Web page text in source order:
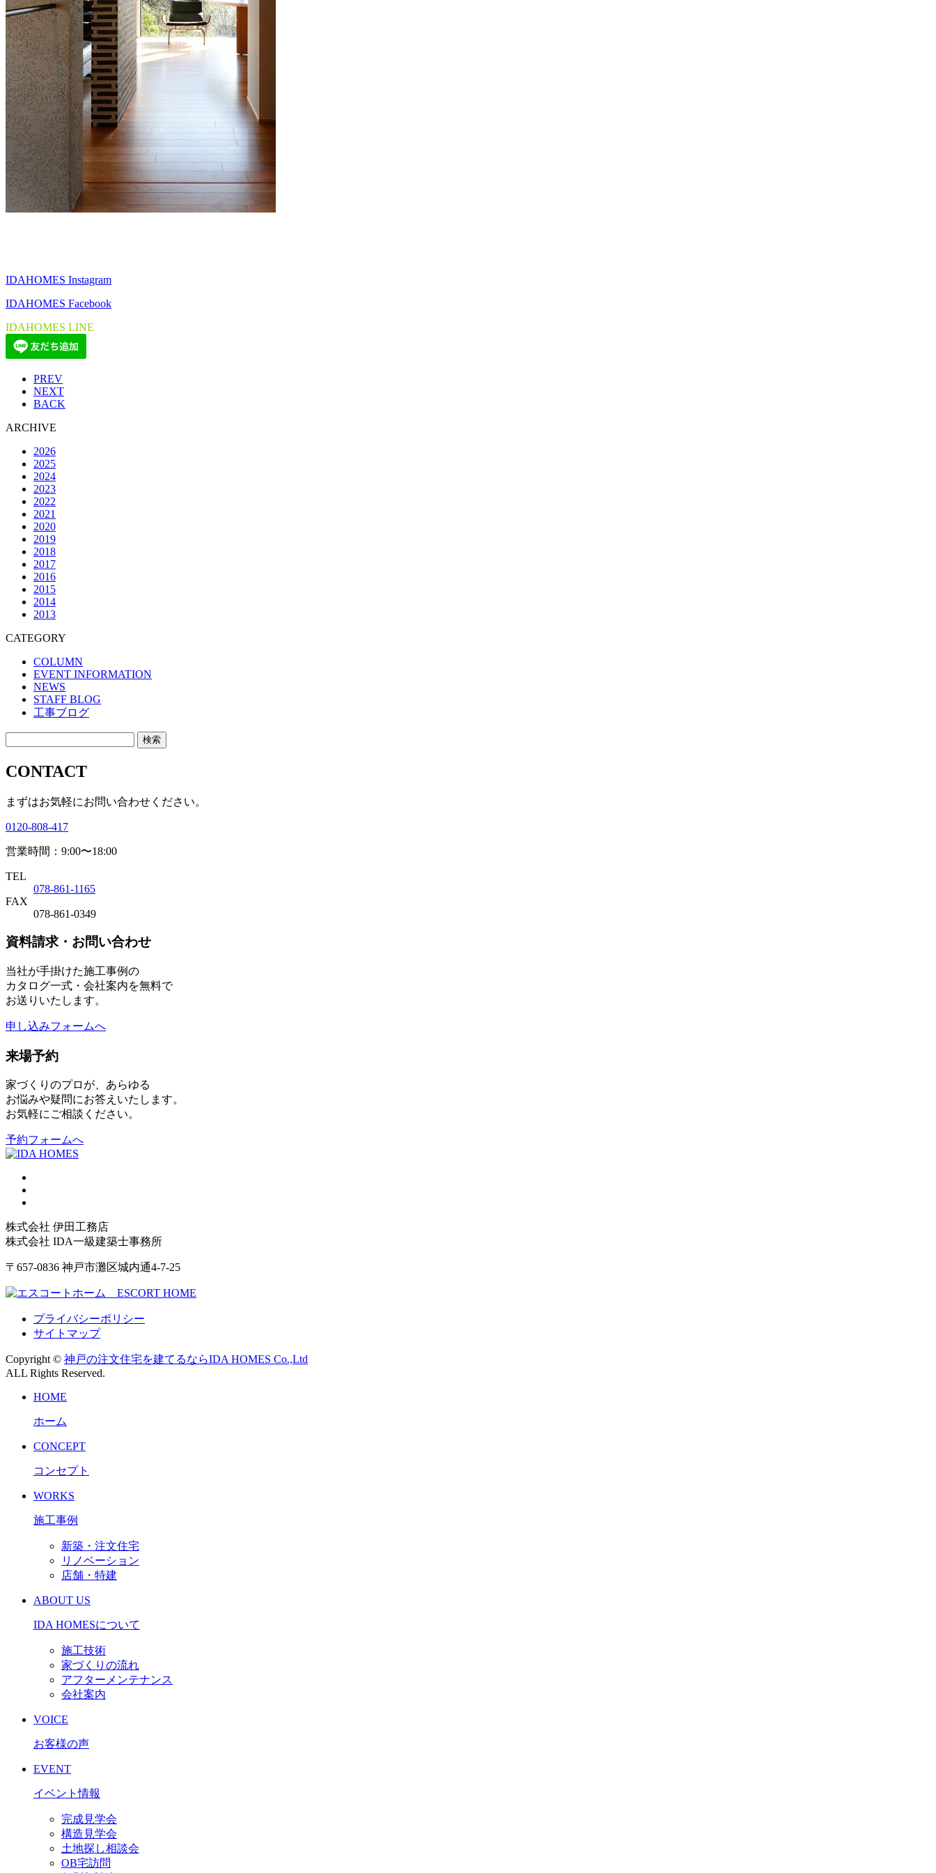
IDAHOMES Instagram
IDAHOMES Facebook
IDAHOMES LINE
PREV
NEXT
BACK
ARCHIVE
2026
2025
2024
2023
2022
2021
2020
2019
2018
2017
2016
2015
2014
2013
CATEGORY
COLUMN
EVENT INFORMATION
NEWS
STAFF BLOG
工事ブログ
CONTACT
まずはお気軽にお問い合わせください。
0120-808-417
営業時間：9:00〜18:00
TEL
078-861-1165
FAX
078-861-0349
資料請求・お問い合わせ
当社が手掛けた施工事例の
カタログ一式・会社案内を無料で
お送りいたします。
申し込みフォームへ
来場予約
家づくりのプロが、あらゆる
お悩みや疑問にお答えいたします。
お気軽にご相談ください。
予約フォームへ
株式会社 伊田工務店
株式会社 IDA一級建築士事務所
〒657-0836 神戸市灘区城内通4-7-25
プライバシーポリシー
サイトマップ
Copyright © 神戸の注文住宅を建てるならIDA HOMES Co.,Ltd
ALL Rights Reserved.
HOME
ホーム
CONCEPT
コンセプト
WORKS
施工事例
新築・注文住宅
リノベーション
店舗・特建
ABOUT US
IDA HOMESについて
施工技術
家づくりの流れ
アフターメンテナンス
会社案内
VOICE
お客様の声
EVENT
イベント情報
完成見学会
構造見学会
土地探し相談会
OB宅訪問